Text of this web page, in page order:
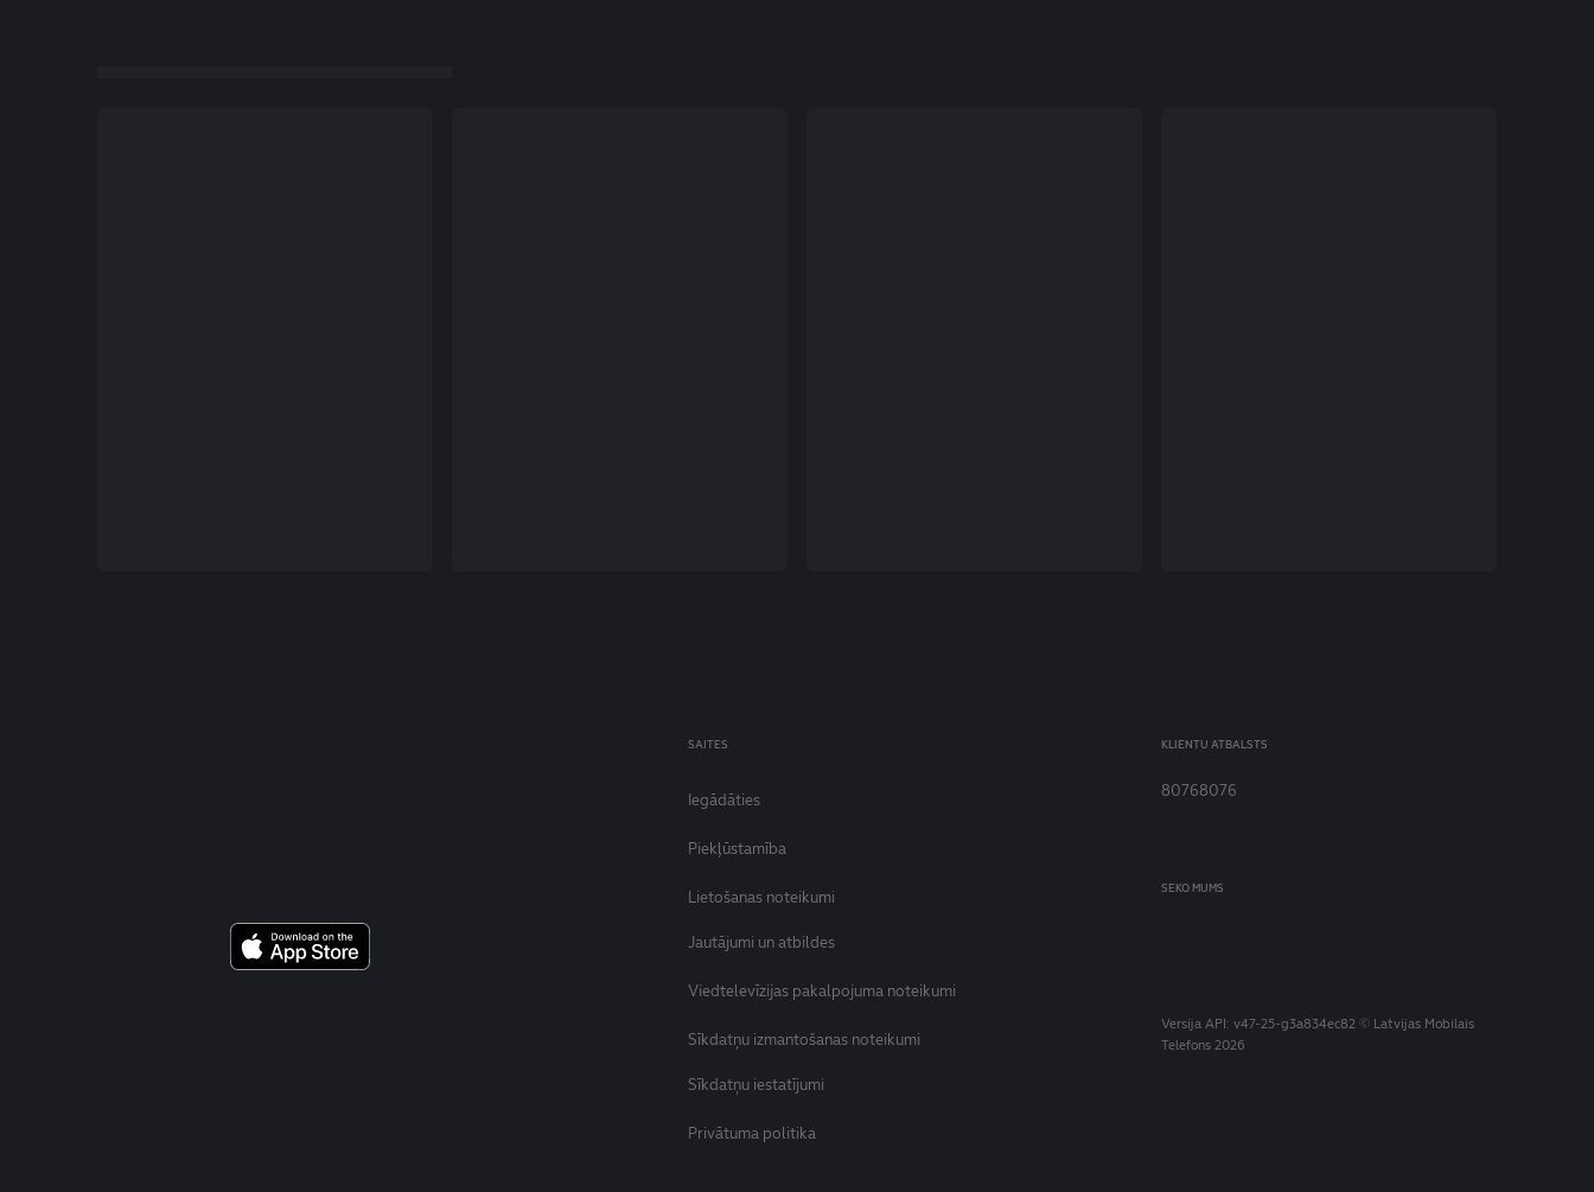
SAITES
Iegādāties
Piekļūstamība
Lietošanas noteikumi
Jautājumi un atbildes
Viedtelevīzijas pakalpojuma noteikumi
Sīkdatņu izmantošanas noteikumi
Sīkdatņu iestatījumi
Privātuma politika
KLIENTU ATBALSTS
80768076
SEKO MUMS
Versija API: v47-25-g3a834ec82© Latvijas Mobilais
Telefons 2026